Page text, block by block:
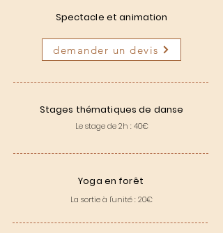
Spectacle et animation
demander un devis
Stages thématiques de danse
Le stage de 2h : 40€
Yoga en forêt
La sortie à l'unité : 20€